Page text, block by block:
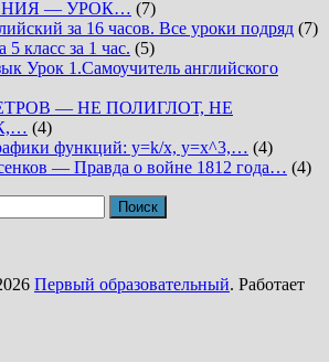
— УРОК… (7)
за 16 часов. Все уроки подряд (7)
5 класс за 1 час. (5)
Урок 1.Самоучитель английского
— НЕ ПОЛИГЛОТ, НЕ
(4)
функций: y=k/x, y=x^3,… (4)
— Правда о войне 1812 года… (4)
Первый образовательный. Работает